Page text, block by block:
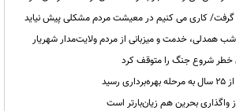
کار گرفت/ کاری می کنیم در معیشت مردم مشکلی پیش نیاید
خطر شروع جنگ را متوقف کرد
واگذاری بحرین هم زیان‌بارتر است